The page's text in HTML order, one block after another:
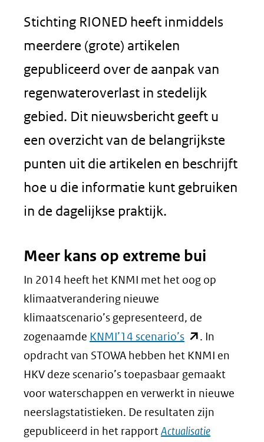
Stichting RIONED heeft inmiddels
meerdere (grote) artikelen
gepubliceerd over de aanpak van
regenwateroverlast in stedelijk
gebied. Dit nieuwsbericht geeft u
een overzicht van de belangrijkste
punten uit die artikelen en beschrijft
hoe u die informatie kunt gebruiken
in de dagelijkse praktijk.
Meer kans op extreme bui
In 2014 heeft het KNMI met het oog op
klimaatverandering nieuwe
klimaatscenario’s gepresenteerd, de
zogenaamde KNMI’14 scenario’s(opent
in
nieuw
venster)
(verwijst
naar
. In
opdracht van STOWA hebben het KNMI en
HKV deze scenario’s toepasbaar gemaakt
voor waterschappen en verwerkt in nieuwe
neerslagstatistieken. De resultaten zijn
gepubliceerd in het rapportActualisatie